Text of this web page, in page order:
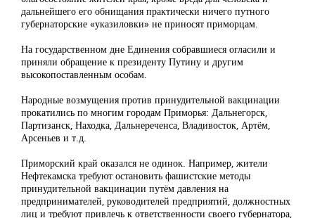
дальнейшего его обнищания практически ничего путного
губернаторские «указиловки» не приносят приморцам.
На государственном дне Единения собравшиеся огласили и
приняли обращение к президенту Путину и другим
высокопоставленным особам.
Народные возмущения против принудительной вакцинации
прокатились по многим городам Приморья: Дальнегорск,
Партизанск, Находка, Дальнереченса, Владивосток, Артём,
Арсеньев и т.д.
Приморский край оказался не одинок. Например, жители
Нефтекамска требуют остановить фашистские методы
принудительной вакцинации путём давления на
предпринимателей, руководителей предприятий, должностных
лиц и требуют привлечь к ответственности своего губернатора,